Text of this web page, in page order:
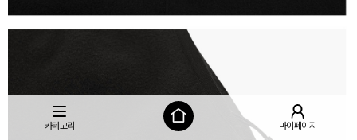
카테고리 마이페이지